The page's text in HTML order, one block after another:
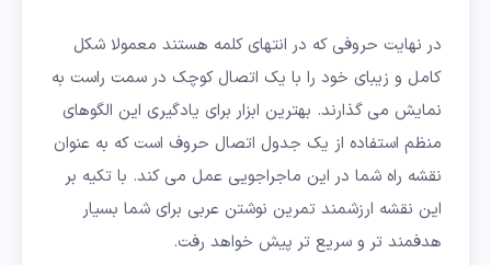
در نهایت حروفی که در انتهای کلمه هستند معمولا شکل
کامل و زیبای خود را با یک اتصال کوچک در سمت راست به
نمایش می گذارند. بهترین ابزار برای یادگیری این الگوهای
منظم استفاده از یک جدول اتصال حروف است که به عنوان
نقشه راه شما در این ماجراجویی عمل می کند. با تکیه بر
این نقشه ارزشمند تمرین نوشتن عربی برای شما بسیار
هدفمند تر و سریع تر پیش خواهد رفت.